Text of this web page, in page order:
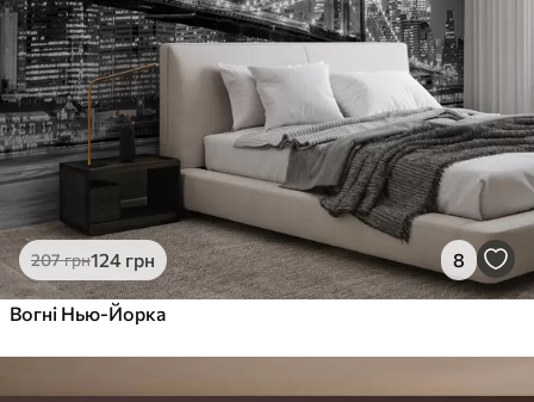
207грн124 грн 8
Вогні Нью-Йорка